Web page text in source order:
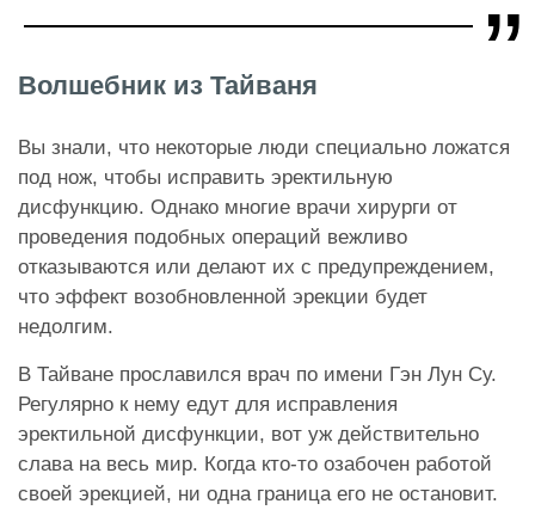
Волшебник из Тайваня
Вы знали, что некоторые люди специально ложатся
под нож, чтобы исправить эректильную
дисфункцию. Однако многие врачи хирурги от
проведения подобных операций вежливо
отказываются или делают их с предупреждением,
что эффект возобновленной эрекции будет
недолгим.
В Тайване прославился врач по имени Гэн Лун Су.
Регулярно к нему едут для исправления
эректильной дисфункции, вот уж действительно
слава на весь мир. Когда кто-то озабочен работой
своей эрекцией, ни одна граница его не остановит.